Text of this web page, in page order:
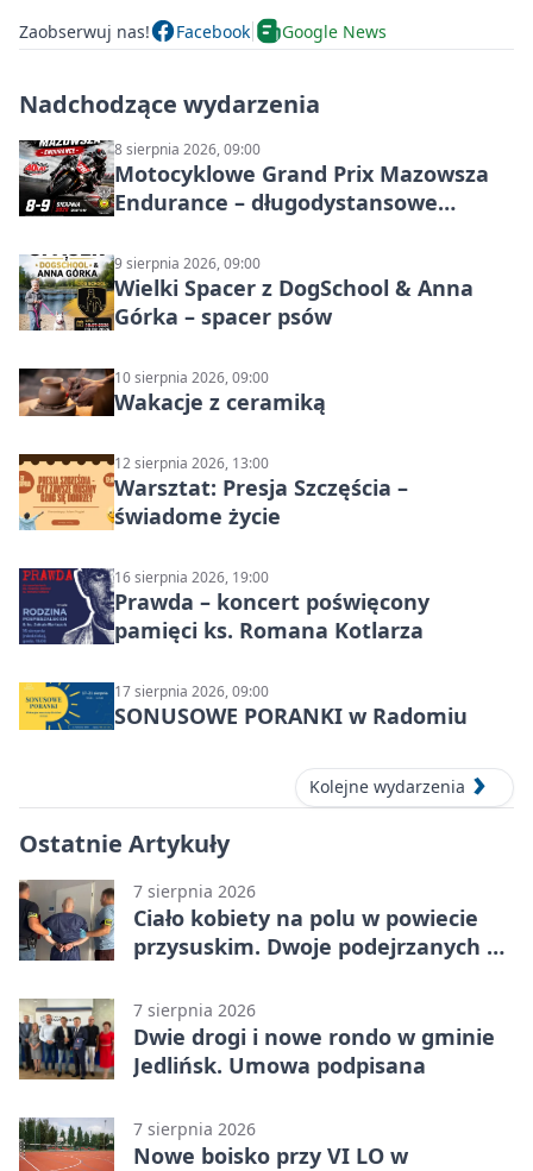
Zaobserwuj nas! Facebook Google News
Nadchodzące wydarzenia
8 sierpnia 2026, 09:00
Motocyklowe Grand Prix Mazowsza
Endurance – długodystansowe
9 sierpnia 2026, 09:00
Wielki Spacer z DogSchool & Anna
Górka – spacer psów
10 sierpnia 2026, 09:00
Wakacje z ceramiką
12 sierpnia 2026, 13:00
Warsztat: Presja Szczęścia –
świadome życie
16 sierpnia 2026, 19:00
Prawda – koncert poświęcony
pamięci ks. Romana Kotlarza
17 sierpnia 2026, 09:00
SONUSOWE PORANKI w Radomiu
Kolejne wydarzenia
Ostatnie Artykuły
7 sierpnia 2026
Ciało kobiety na polu w powiecie
przysuskim. Dwoje podejrzanych w
7 sierpnia 2026
Dwie drogi i nowe rondo w gminie
Jedlińsk. Umowa podpisana
7 sierpnia 2026
Nowe boisko przy VI LO w